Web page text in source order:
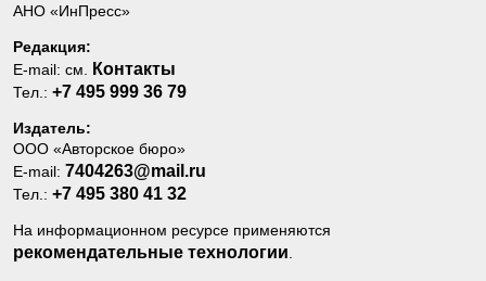
АНО «ИнПресс»
Редакция:
E-mail: см.
Контакты
Тел.: +7 495 999 36 79
Издатель:
ООО «Авторское бюро»
E-mail: 7404263@mail.ru
Тел.: +7 495 380 41 32
На информационном ресурсе применяются
рекомендательные технологии